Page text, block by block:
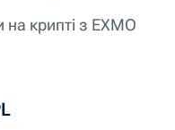
крипті з EXMO